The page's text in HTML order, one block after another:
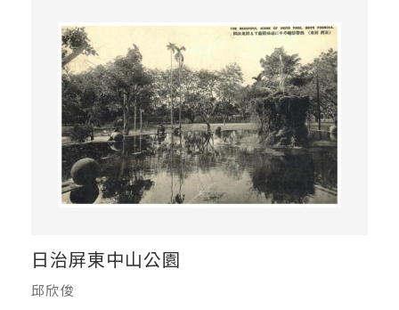
日治屏東中山公園
邱欣俊